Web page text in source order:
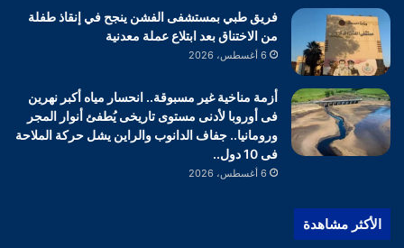
فريق طبي بمستشفى الفشن ينجح في إنقاذ طفلة
من الاختناق بعد ابتلاع عملة معدنية
6 أغسطس، 2026
أزمة مناخية غير مسبوقة.. انحسار مياه أكبر نهرين
فى أوروبا لأدنى مستوى تاريخى يُطفئ أنوار المجر
ورومانيا.. جفاف الدانوب والراين يشل حركة الملاحة
فى 10 دول..
6 أغسطس، 2026
الأكثر مشاهدة